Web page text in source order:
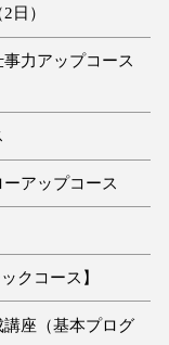
日）
力アップコース
アップコース
クコース】
座（基本プログ